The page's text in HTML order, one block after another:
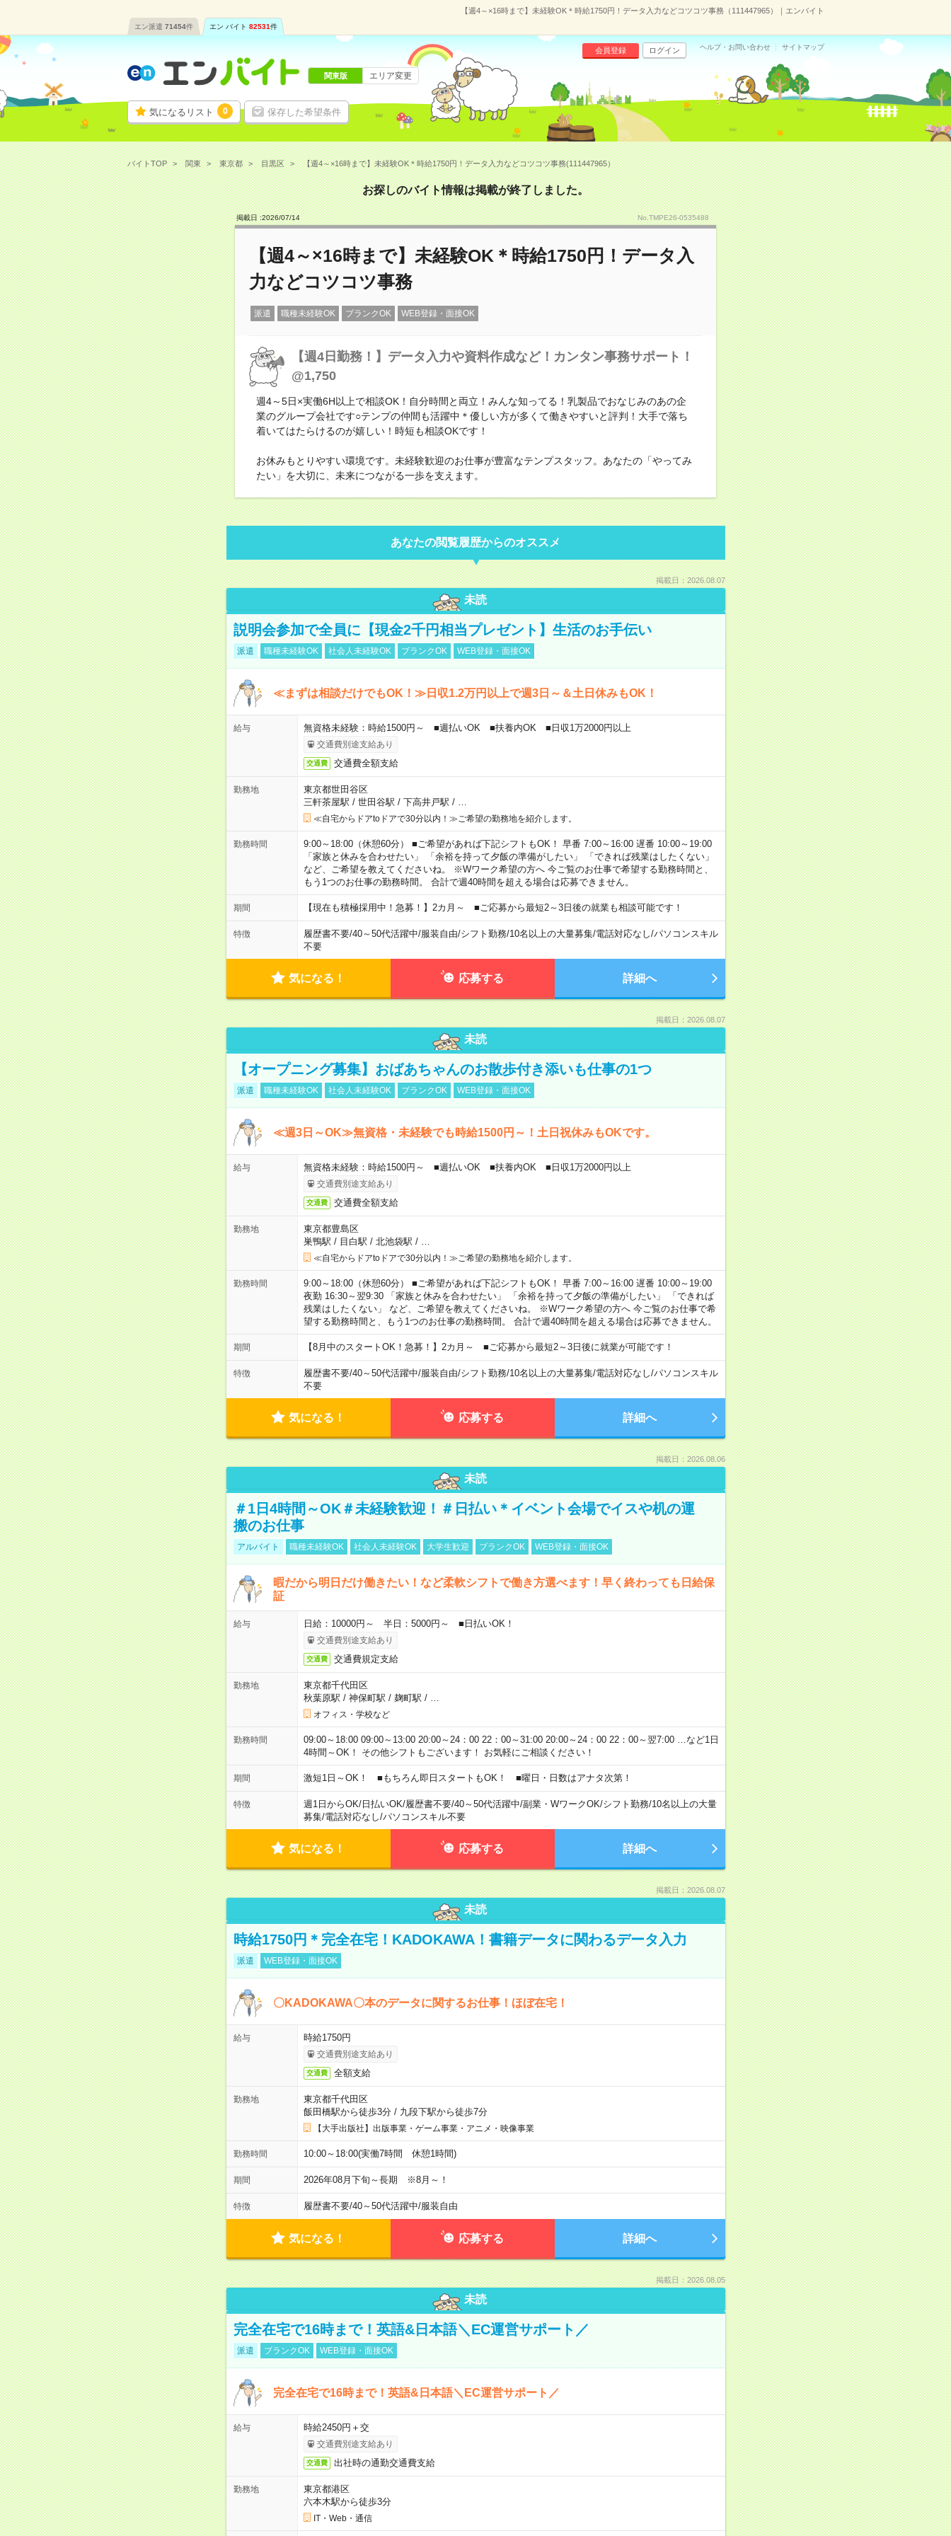
【週4～×16時まで】未経験OK＊時給1750円！データ入力などコツコツ事務（111447965）｜エンバイト
エン派遣 71454件 エン バイト 82531件
気になるリスト 0 保存した希望条件
会員登録 ログイン ヘルプ・お問い合わせ サイトマップ
関東版 エリア変更
バイトTOP 関東 東京都 目黒区 【週4～×16時まで】未経験OK＊時給1750円！データ入力などコツコツ事務(111447965）
お探しのバイト情報は掲載が終了しました。
掲載日 :2026/07/14 No.TMPE26-0535488
【週4～×16時まで】未経験OK＊時給1750円！データ入
力などコツコツ事務
派遣 職種未経験OK ブランクOK WEB登録・面接OK
【週4日勤務！】データ入力や資料作成など！カンタン事務サポート！
@1,750
週4～5日×実働6H以上で相談OK！自分時間と両立！みんな知ってる！乳製品でおなじみのあの企
業のグループ会社です○テンプの仲間も活躍中＊優しい方が多くて働きやすいと評判！大手で落ち
着いてはたらけるのが嬉しい！時短も相談OKです！
お休みもとりやすい環境です。未経験歓迎のお仕事が豊富なテンプスタッフ。あなたの「やってみ
たい」を大切に、未来につながる一歩を支えます。
あなたの閲覧履歴からのオススメ
掲載日：2026.08.07
未読
説明会参加で全員に【現金2千円相当プレゼント】生活のお手伝い
派遣 職種未経験OK 社会人未経験OK ブランクOK WEB登録・面接OK
≪まずは相談だけでもOK！≫日収1.2万円以上で週3日～＆土日休みもOK！
給与 無資格未経験：時給1500円～ ■週払いOK ■扶養内OK ■日収1万2000円以上
交通費別途支給あり
交通費 交通費全額支給
勤務地
東京都世田谷区
三軒茶屋駅 / 世田谷駅 / 下高井戸駅 /
≪自宅からドアtoドアで30分以内！≫ご希望の勤務地を紹介します。
勤務時間
9:00～18:00（休憩60分） ■ご希望があれば下記シフトもOK！ 早番 7:00～16:00 遅番 10:00～19:00
「家族と休みを合わせたい」 「余裕を持って夕飯の準備がしたい」 「できれば残業はしたくない」
など、ご希望を教えてくださいね。 ※Wワーク希望の方へ 今ご覧のお仕事で希望する勤務時間と、
もう1つのお仕事の勤務時間。 合計で週40時間を超える場合は応募できません。
期間 【現在も積極採用中！急募！】2カ月～ ■ご応募から最短2～3日後の就業も相談可能です！
特徴 履歴書不要/40～50代活躍中/服装自由/シフト勤務/10名以上の大量募集/電話対応なし/パソコンスキル
不要
気になる！ 応募する 詳細へ
掲載日：2026.08.07
未読
【オープニング募集】おばあちゃんのお散歩付き添いも仕事の1つ
派遣 職種未経験OK 社会人未経験OK ブランクOK WEB登録・面接OK
≪週3日～OK≫無資格・未経験でも時給1500円～！土日祝休みもOKです。
給与 無資格未経験：時給1500円～ ■週払いOK ■扶養内OK ■日収1万2000円以上
交通費別途支給あり
交通費 交通費全額支給
勤務地
東京都豊島区
巣鴨駅 / 目白駅 / 北池袋駅 /
≪自宅からドアtoドアで30分以内！≫ご希望の勤務地を紹介します。
勤務時間
9:00～18:00（休憩60分） ■ご希望があれば下記シフトもOK！ 早番 7:00～16:00 遅番 10:00～19:00
夜勤 16:30～翌9:30 「家族と休みを合わせたい」 「余裕を持って夕飯の準備がしたい」 「できれば
残業はしたくない」 など、ご希望を教えてくださいね。 ※Wワーク希望の方へ 今ご覧のお仕事で希
望する勤務時間と、もう1つのお仕事の勤務時間。 合計で週40時間を超える場合は応募できません。
期間 【8月中のスタートOK！急募！】2カ月～ ■ご応募から最短2～3日後に就業が可能です！
特徴 履歴書不要/40～50代活躍中/服装自由/シフト勤務/10名以上の大量募集/電話対応なし/パソコンスキル
不要
気になる！ 応募する 詳細へ
掲載日：2026.08.06
未読
＃1日4時間～OK＃未経験歓迎！＃日払い＊イベント会場でイスや机の運
搬のお仕事
アルバイト 職種未経験OK 社会人未経験OK 大学生歓迎 ブランクOK WEB登録・面接OK
暇だから明日だけ働きたい！など柔軟シフトで働き方選べます！早く終わっても日給保
証
給与 日給：10000円～ 半日：5000円～ ■日払いOK！
交通費別途支給あり
交通費 交通費規定支給
勤務地
東京都千代田区
秋葉原駅 / 神保町駅 / 麹町駅 /
オフィス・学校など
勤務時間
09:00～18:00 09:00～13:00 20:00～24：00 22：00～31:00 20:00～24：00 22：00～翌7:00 …など1日
4時間～OK！ その他シフトもございます！ お気軽にご相談ください！
期間 激短1日～OK！ ■もちろん即日スタートもOK！ ■曜日・日数はアナタ次第！
特徴 週1日からOK/日払いOK/履歴書不要/40～50代活躍中/副業・WワークOK/シフト勤務/10名以上の大量
募集/電話対応なし/パソコンスキル不要
気になる！ 応募する 詳細へ
掲載日：2026.08.07
未読
時給1750円＊完全在宅！KADOKAWA！書籍データに関わるデータ入力
派遣 WEB登録・面接OK
〇KADOKAWA〇本のデータに関するお仕事！ほぼ在宅！
給与 時給1750円
交通費別途支給あり
交通費 全額支給
勤務地
東京都千代田区
飯田橋駅から徒歩3分/ 九段下駅から徒歩7分
【大手出版社】出版事業・ゲーム事業・アニメ・映像事業
勤務時間 10:00～18:00(実働7時間 休憩1時間)
期間 2026年08月下旬～長期 ※8月～！
特徴 履歴書不要/40～50代活躍中/服装自由
気になる！ 応募する 詳細へ
掲載日：2026.08.05
未読
完全在宅で16時まで！英語&日本語＼EC運営サポート／
派遣 ブランクOK WEB登録・面接OK
完全在宅で16時まで！英語&日本語＼EC運営サポート／
給与 時給2450円＋交
交通費別途支給あり
交通費 出社時の通勤交通費支給
勤務地
東京都港区
六本木駅から徒歩3分
IT・Web・通信